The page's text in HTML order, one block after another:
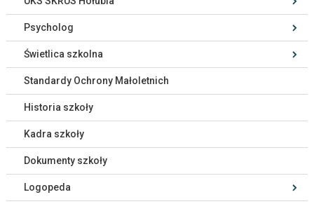
Psycholog
Świetlica szkolna
Standardy Ochrony Małoletnich
Historia szkoły
Kadra szkoły
Dokumenty szkoły
Logopeda